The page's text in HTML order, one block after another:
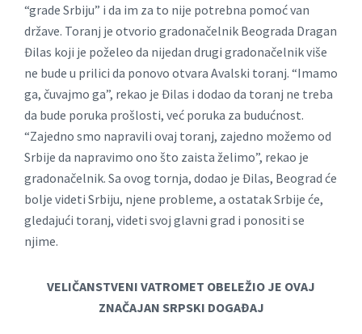
“grade Srbiju” i da im za to nije potrebna pomoć van
države. Toranj je otvorio gradonačelnik Beograda Dragan
Đilas koji je poželeo da nijedan drugi gradonačelnik više
ne bude u prilici da ponovo otvara Avalski toranj. “Imamo
ga, čuvajmo ga”, rekao je Đilas i dodao da toranj ne treba
da bude poruka prošlosti, već poruka za budućnost.
“Zajedno smo napravili ovaj toranj, zajedno možemo od
Srbije da napravimo ono što zaista želimo”, rekao je
gradonačelnik. Sa ovog tornja, dodao je Đilas, Beograd će
bolje videti Srbiju, njene probleme, a ostatak Srbije će,
gledajući toranj, videti svoj glavni grad i ponositi se
njime.
VELIČANSTVENI VATROMET OBELEŽIO JE OVAJ
ZNAČAJAN SRPSKI DOGAĐAJ